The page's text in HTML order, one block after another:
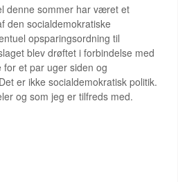
denne sommer har været et
den socialdemokratiske
opsparingsordning til
blev drøftet i forbindelse med
et par uger siden og
er ikke socialdemokratisk politik.
og som jeg er tilfreds med.